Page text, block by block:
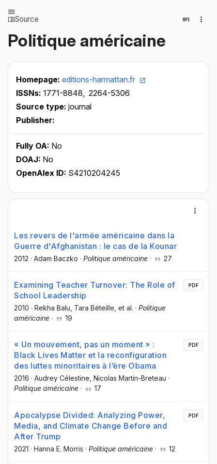
Source
Politique américaine
Homepage: editions-harmattan.fr
ISSNs: 1771-8848, 2264-5306
Source type: journal
Publisher:
Fully OA: No
DOAJ: No
OpenAlex ID: S4210204245
Les revers de l'armée américaine dans la
Guerre d'Afghanistan : le cas de la Kounar
2012 · Adam Baczko · Politique américaine · 27
Examining Teacher Turnover: The Role of
School Leadership
2010 · Rekha Balu , Tara Béteille , et al. · Politique
américaine · 19
PDF
« Un mouvement, pas un moment » :
Black Lives Matter et la reconfiguration
des luttes minoritaires à l’ère Obama
2016 · Audrey Célestine , Nicolas Martin-Breteau ·
Politique américaine · 17
PDF
Apocalypse Divided: Analyzing Power,
Media, and Climate Change Before and
After Trump
2021 · Hanna E. Morris · Politique américaine · 12
PDF